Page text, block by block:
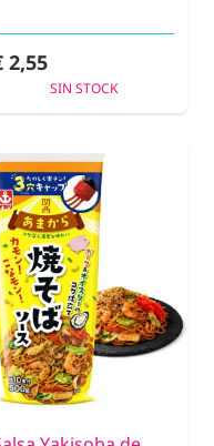
2,55
SIN STOCK